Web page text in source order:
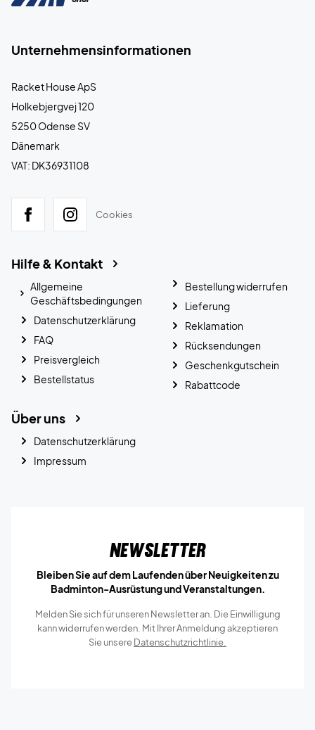
Unternehmensinformationen
Racket House ApS
Holkebjergvej 120
5250 Odense SV
Dänemark
VAT: DK36931108
Cookies
Hilfe & Kontakt
Allgemeine
Geschäftsbedingungen
Datenschutzerklärung
FAQ
Preisvergleich
Bestellstatus
Bestellung widerrufen
Lieferung
Reklamation
Rücksendungen
Geschenkgutschein
Rabattcode
Über uns
Datenschutzerklärung
Impressum
Newsletter
Bleiben Sie auf dem Laufenden über Neuigkeiten zu
Badminton-Ausrüstung und Veranstaltungen.
Melden Sie sich für unseren Newsletter an. Die Einwilligung
kann widerrufen werden. Mit Ihrer Anmeldung akzeptieren
Sie unsereDatenschutzrichtlinie.